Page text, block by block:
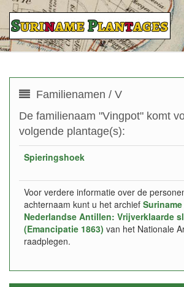
Familienamen / V
De familienaam "Vingpot" komt
volgende plantage(s):
Spieringshoek
Voor verdere informatie over de
achternaam kunt u het archief
Nederlandse Antillen: Vrijverklaarde
(Emancipatie 1863) van het Nationale
raadplegen.